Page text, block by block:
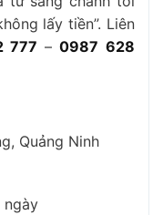
lấy tiền”. Liên
777 –0987 628
Quảng Ninh
ngày